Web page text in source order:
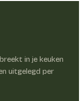
in je keuken
uitgelegd per